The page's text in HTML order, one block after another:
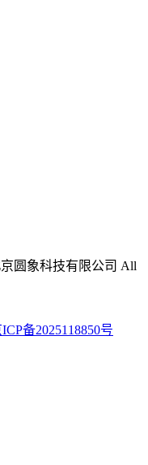
京圆象科技有限公司 All
备2025118850号